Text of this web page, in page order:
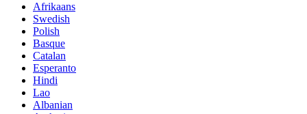
Afrikaans
Swedish
Polish
Basque
Catalan
Esperanto
Hindi
Lao
Albanian